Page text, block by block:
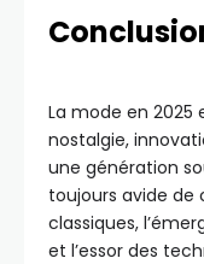
La mode en 2025
nostalgie,
une génération
toujours avide de
classiques,
et l’essor des